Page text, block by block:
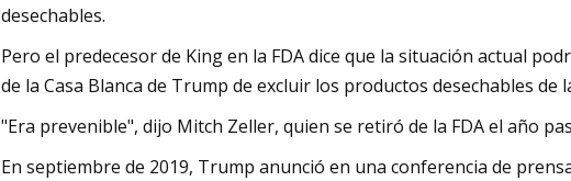
desechables.
Pero el predecesor de King en la FDA dice que la situación actual
de la Casa Blanca de Trump de excluir los productos desechables de
"Era prevenible", dijo Mitch Zeller, quien se retiró de la FDA el año
En septiembre de 2019, Trump anunció en una conferencia de